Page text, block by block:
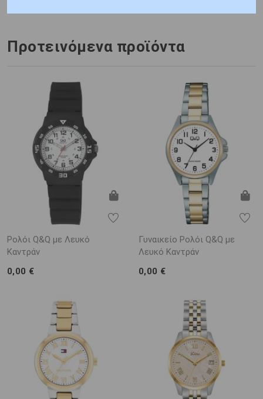
Προτεινόμενα προϊόντα
Ρολόι Q&Q με Λευκό
Καντράν
0,00 €
Γυναικείο Ρολόι Q&Q με
Λευκό Καντράν
0,00 €